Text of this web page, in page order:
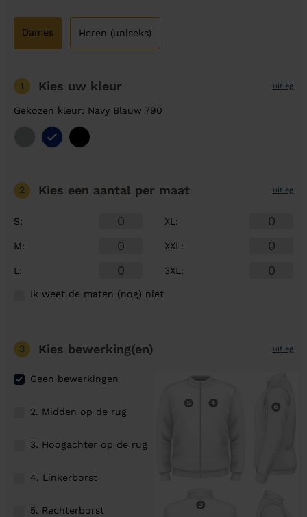
Dames Heren (uniseks)
1 Kies uw kleur uitleg
Gekozen kleur: Navy Blauw 790
2 Kies een aantal per maat uitleg
S:
M:
L :
XL :
XXL :
3XL :
Ik weet de maten (nog) niet
3 Kies bewerking(en) uitleg
Geen bewerkingen
2. Midden op de rug
3. Hoogachter op de rug
4. Linkerborst
5. Rechterborst